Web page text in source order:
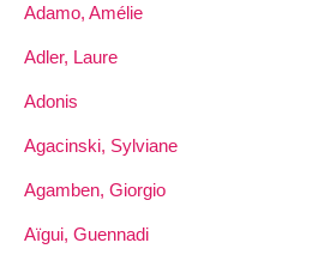
Adamo, Amélie
Adler, Laure
Adonis
Agacinski, Sylviane
Agamben, Giorgio
Aïgui, Guennadi